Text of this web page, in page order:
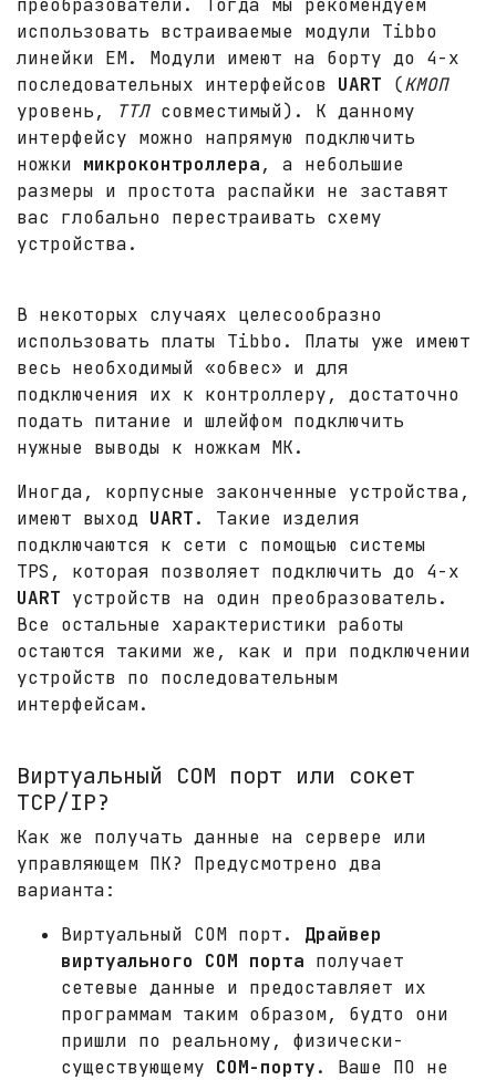
преобразователи. Тогда мы рекомендуем
использовать встраиваемые модули Tibbo
линейки EM. Модули имеют на борту до 4-х
последовательных интерфейсов UART (КМОП
уровень,
ТТЛ совместимый). К данному
интерфейсу можно напрямую подключить
ножки микроконтроллера, а небольшие
размеры и простота распайки не заставят
вас глобально перестраивать схему
устройства.
В некоторых случаях целесообразно
использовать платы Tibbo. Платы уже имеют
весь необходимый «обвес» и для
подключения их к контроллеру, достаточно
подать питание и шлейфом подключить
нужные выводы к ножкам МК.
Иногда, корпусные законченные устройства,
имеют выход UART. Такие изделия
подключаются к сети с помощью системы
TPS, которая позволяет подключить до 4-х
UART устройств на один преобразователь.
Все остальные характеристики работы
остаются такими же, как и при подключении
устройств по последовательным
интерфейсам.
Виртуальный COM порт или сокет
TCP/IP?
Как же получать данные на сервере или
управляющем ПК? Предусмотрено два
варианта:
Виртуальный COM порт. Драйвер
виртуального COM порта получает
сетевые данные и предоставляет их
программам таким образом, будто они
пришли по реальному, физически-
существующему COM-порту. Ваше ПО не